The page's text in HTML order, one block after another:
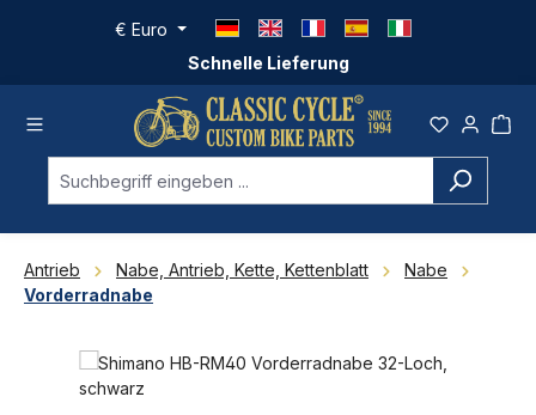
Zum Hauptinhalt springen
Schnelle Lieferung
€ Euro
Antrieb Nabe, Antrieb, Kette, Kettenblatt
Nabe
Vorderradnabe
Bildergalerie überspringen